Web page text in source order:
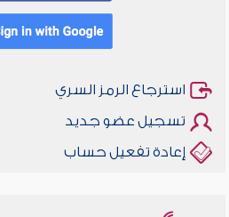
استرجاع الرمز السري
تسجيل عضو جديد
إعادة تفعيل حساب